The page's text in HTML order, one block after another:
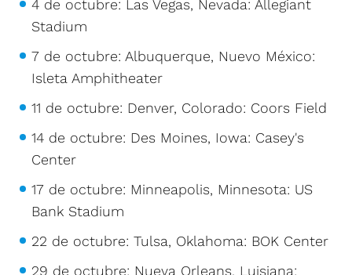
4 de octubre: Las Vegas, Nevada: Allegiant
Stadium
7 de octubre: Albuquerque, Nuevo México:
Isleta Amphitheater
11 de octubre: Denver, Colorado: Coors Field
14 de octubre: Des Moines, Iowa: Casey's
Center
17 de octubre: Minneapolis, Minnesota: US
Bank Stadium
22 de octubre: Tulsa, Oklahoma: BOK Center
29 de octubre: Nueva Orleans, Luisiana: